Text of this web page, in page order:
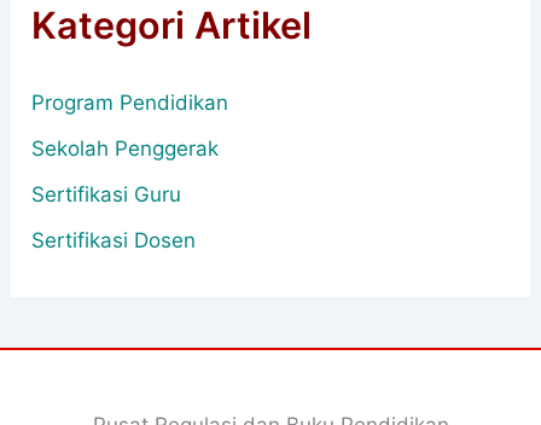
Kategori Artikel
Program Pendidikan
Sekolah Penggerak
Sertifikasi Guru
Sertifikasi Dosen